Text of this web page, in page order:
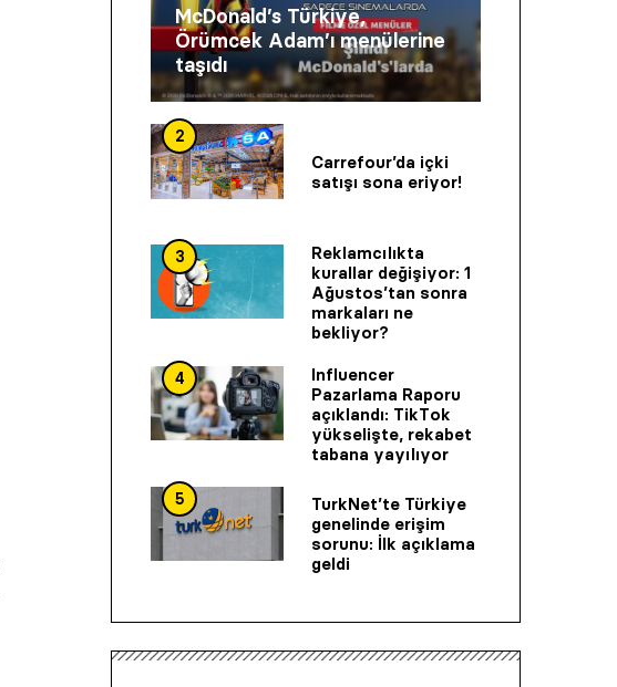
McDonald’s Türkiye,
Örümcek Adam’ı menülerine
taşıdı
2
Carrefour’da içki
satışı sona eriyor!
3
Reklamcılıkta
kurallar değişiyor: 1
Ağustos’tan sonra
markaları ne
bekliyor?
4
Influencer
Pazarlama Raporu
açıklandı: TikTok
yükselişte, rekabet
tabana yayılıyor
5
TurkNet’te Türkiye
genelinde erişim
sorunu: İlk açıklama
geldi